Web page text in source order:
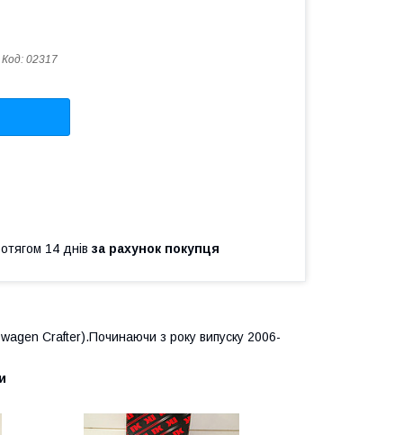
Код: 02317
14 днів за рахунок покупця
Crafter).Починаючи з року випуску 2006-